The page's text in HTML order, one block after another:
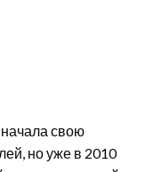
свою
но уже в 2010